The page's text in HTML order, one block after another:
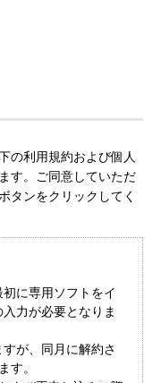
の利用規約および個人
す。ご同意していただ
タンをクリックしてく
に専用ソフトをイ
力が必要となりま
が、同月に解約さ
す。